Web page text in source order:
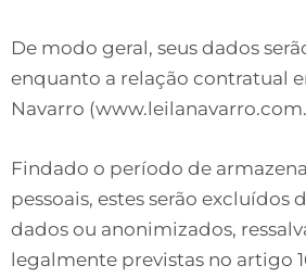
De modo geral, seus dados
enquanto a relação contratual
Navarro
Findado o período de
pessoais, estes serão excluídos
dados ou anonimizados,
legalmente previstas no artigo